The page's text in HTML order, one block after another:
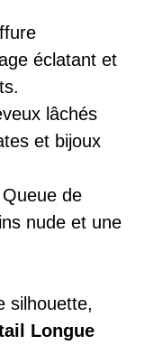
éclatant et
lâchés
et bijoux
Queue de
nude et une
silhouette,
Longue